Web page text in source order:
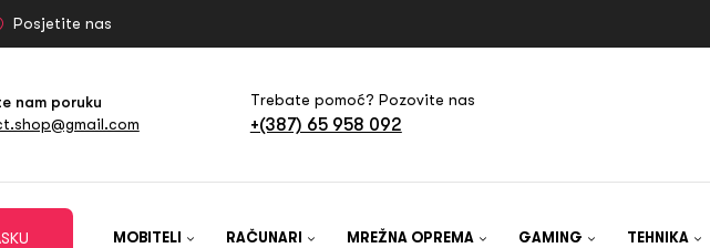
Posjetite nas
nam poruku
Trebate pomoć? Pozovite nas
+(387) 65 958 092
MOBITELI RAČUNARI MREŽNA OPREMA GAMING TEHNIKA